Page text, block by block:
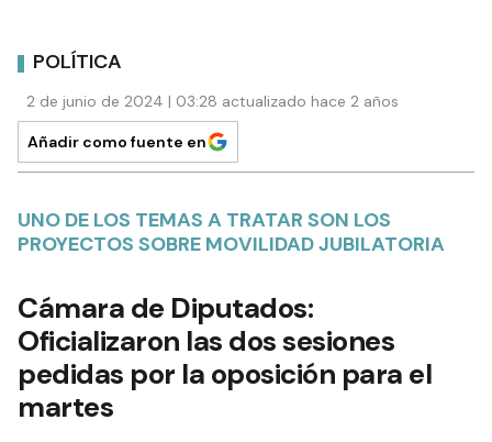
POLÍTICA
2 de junio de 2024 | 03:28 actualizado hace 2 años
Añadir como fuente en
UNO DE LOS TEMAS A TRATAR SON LOS
PROYECTOS SOBRE MOVILIDAD JUBILATORIA
Cámara de Diputados:
Oficializaron las dos sesiones
pedidas por la oposición para el
martes